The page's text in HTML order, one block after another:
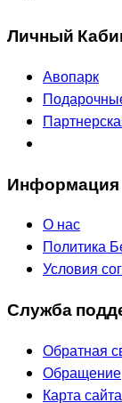
Личный
Авопарк
Информация
О нас
Политика
Условия
Служба
Обратная
Обращение
Карта сайта